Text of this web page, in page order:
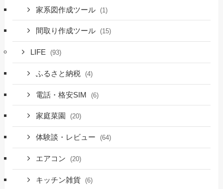
家系図作成ツール (1)
間取り作成ツール (15)
LIFE (93)
ふるさと納税 (4)
電話・格安SIM (6)
家庭菜園 (20)
体験談・レビュー (64)
エアコン (20)
キッチン雑貨 (6)